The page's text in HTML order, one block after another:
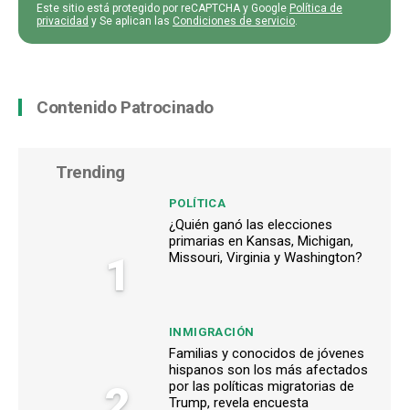
Este sitio está protegido por reCAPTCHA y Google Política de
privacidad y Se aplican las Condiciones de servicio
Contenido Patrocinado
Trending
1
POLÍTICA
¿Quién ganó las elecciones
primarias en Kansas, Michigan,
Missouri, Virginia y Washington?
INMIGRACIÓN
Familias y conocidos de jóvenes
hispanos son los más afectados
por las políticas migratorias de
Trump, revela encuesta